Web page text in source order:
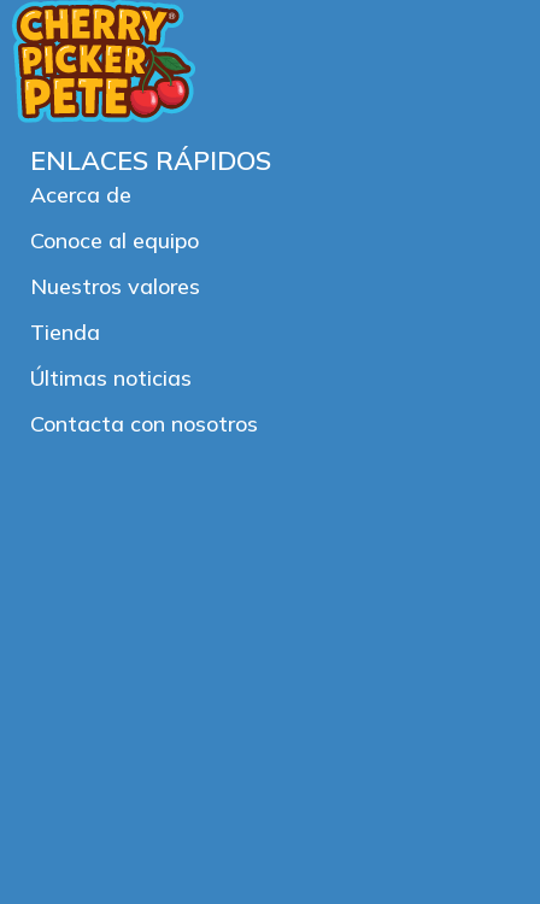
ENLACES RÁPIDOS
Acerca de
Conoce al equipo
Nuestros valores
Tienda
Últimas noticias
Contacta con nosotros